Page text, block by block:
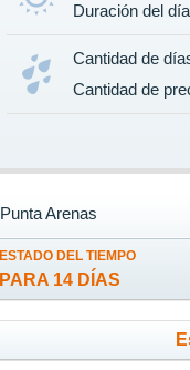
Duración del
Cantidad de
Cantidad de
ESTADO DEL TIEMPO
PARA 14 DÍAS
Punta Arenas